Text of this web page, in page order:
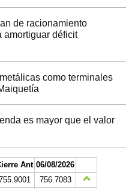
de racionamiento
amortiguar déficit
como terminales
es mayor que el valor
Ant 06/08/2026
756.7083